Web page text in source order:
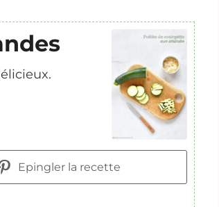
Epingler la recette